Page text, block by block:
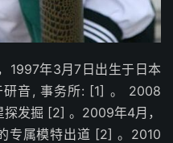
1997年3月7日出生于日本
研音, 事务所: [1] 。 2008
发掘 [2] 。2009年4月，
专属模特出道 [2] 。2010